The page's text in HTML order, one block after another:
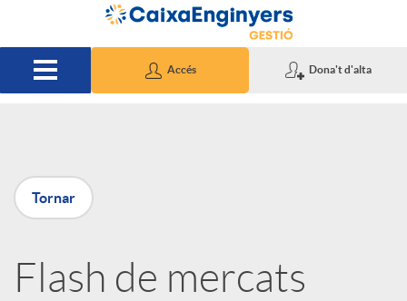
Salta al contingut principal
Accés Dona't d'alta
P
u
b
Tornar
Flash de mercats